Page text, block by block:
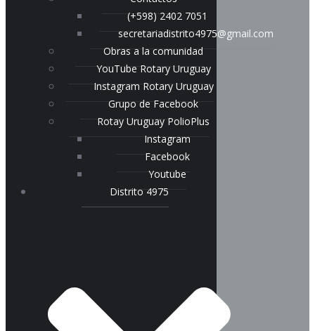
(+598) 2402 7051
secretariadistrito4975@gmail.com
Obras a la comunidad
YouTube Rotary Uruguay
Instagram Rotary Uruguay
Grupo de Facebook
Rotay Uruguay PolioPlus
Instagram
Facebook
Youtube
Distrito 4975